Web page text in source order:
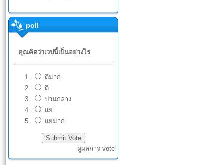
poll
คุณคิดว่าเวปนี้เป็นอย่างไร
ดีมาก
ดี
ปานกลาง
แย่
แย่มาก
ดูผลการ vote